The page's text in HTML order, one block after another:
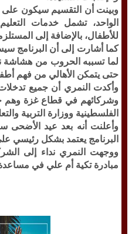
الواحد، تشمل خدمات
للأطفال، بالإضافة إلى
لما تسببه الحروب من هشاشة
حتى يتمكن الأهالي من فهم
وأكدت النمري أن جميع
وشركائهم في قطاع غزة وهم
الفلسطينية ووزارة التربية
وأعلنت أنه بعد عيد الأضحى
البرنامج يعتمد بشكل رئيسي
ووجهت النمري نداء إلى
مبادرة تكية أم علي في